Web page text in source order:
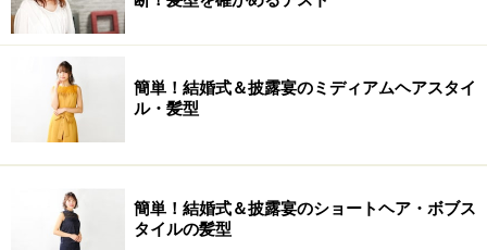
簡単！結婚式＆披露宴のミディアムヘアスタイ
ル・髪型
簡単！結婚式＆披露宴のショートヘア・ボブス
タイルの髪型